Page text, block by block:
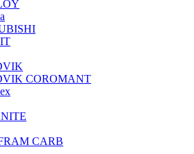
COROMANT
CARB